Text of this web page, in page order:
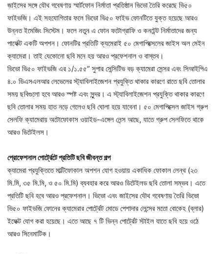
জাইসের সঙ্গে যৌথ গবেষণায় স্মার্টফোন নির্মাতা প্রতিষ্ঠান ভিভো তৈরি করেছে ভি৫০
ফাইভজি। এই সহযোগিতার ফলে ভিভো ভি৫০ ফাইভ ফোনটিতে যুক্ত হয়েছে আরও
উন্নত ইমেজিং সিস্টেম। ফলে নতুন এ ফোন ফটোগ্রাফি ও কনটেন্ট নির্মাতাদের জন্য
পার্ফেক্ট একটি অপশন। ফোনটির প্রতিটি ক্যমেরাই ৫০ মেগাপিক্সেলের জাইস অল মেইন
ক্যামেরা। তাই যেকোনো ছবি মনে হয় আরও প্রফেশনাল ও বাস্তব।
ভিভো ভি৫০ ফাইভজি এর ১/১.৫৫” সুপার সেন্সিটিভ বড় ক্যামেরা সেন্সর এবং সিআইপিএ
৪.০ ডিএসএলআর লেভেলের স্ট্যাবিলাইজেশন প্রযুক্তি থাকার কারণে রাতে ছবি তোলার
সময় ছবিগুলো হবে আরও স্পষ্ট এবং সুন্দর। এ স্ট্যাবিলাইজেশন প্রযুক্তি থাকার কারণে
ছবি তোলার সময় হাত নড়ে গেলেও ছবি ঘোলা হয়ে যাবেনা। ৫০ মেগাপিক্সেল জাইস গ্রুপ
সেলফি ক্যামেরায় অটোফোকাস ওয়াইড-এঙ্গেল লেন্স আছে, যাতে গ্রুপ সেলফিতে থাকে
আরও ডিটেইলস।
প্রোফেশনাল পোর্ট্রেটে প্রতিটি ছবি জীবন্ত গল্প
ক্যামেরা প্রযুক্তিতে মাল্টিফোকাল অপশন যোগ হওয়ায় একাধিক ফোকাল লেন্থ (২৩
মি.মি, ৩৫ মি.মি, ও ৫০ মি.মি) ব্যবহার করে আরও ডিটেইলড ছবি তোলা সম্ভব। এতে
প্রতিটি ছবি হবে আরও প্রফেশনাল। ভিভো এবং জাইসের যৌথ গবেষণায় তৈরি ভিভো
ভি৫০ ফাইভজি ফোনের ক্যামেরার পোর্ট্রেট মোডে পেশাদার লেন্সের মতো বোকেহ (ব্লার)
ইফেক্ট যোগ করা হয়েছে। এতে আছে ৭ টি ভিন্ন পোর্ট্রেট স্টাইল যাতে ছবি হয়ে ওঠে
আরও সিনেমাটিক।